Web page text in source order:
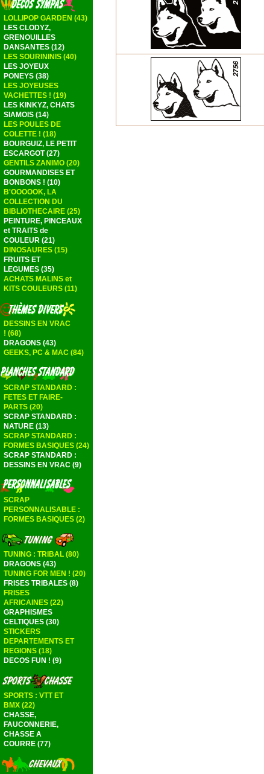
LOLLIPOP GARDEN (43)
LES CLODYZ,
GRENOUILLES
DANSANTES (12)
LES SOURININIS (40)
LES JOYEUX
PONEYS (38)
LES JOYEUSES
VACHETTES ! (19)
LES KINKYZ, CHATS
SIAMOIS (14)
LES POULES DE
COLETTE ! (18)
BOURGUIZ, LE PETIT
ESCARGOT (27)
GENTILS ZANIMO (20)
GOURMANDISES ET
BONBONS ! (10)
B'OOOOOK, LA
COLLECTION DU
BIBLIOTHECAIRE (25)
PEINTURE, PINCEAUX
et TRAITS de
COULEUR (21)
DINOSAURES (15)
FRUITS ET
LEGUMES (35)
ACHATS MALINS et
KITS COULEURS (11)
DESSINS EN VRAC
! (68)
DRAGONS (43)
GEEKS, PC & MAC (84)
SCRAP STANDARD :
FETES ET FAIRE-
PARTS (20)
SCRAP STANDARD :
NATURE (13)
SCRAP STANDARD :
FORMES BASIQUES (24)
SCRAP STANDARD :
DESSINS EN VRAC (9)
SCRAP
PERSONNALISABLE :
FORMES BASIQUES (2)
TUNING : TRIBAL (80)
DRAGONS (43)
TUNING FOR MEN ! (20)
FRISES TRIBALES (8)
FRISES
AFRICAINES (22)
GRAPHISMES
CELTIQUES (30)
STICKERS
DEPARTEMENTS ET
REGIONS (18)
DECOS FUN ! (9)
SPORTS : VTT ET
BMX (22)
CHASSE,
FAUCONNERIE,
CHASSE A
COURRE (77)